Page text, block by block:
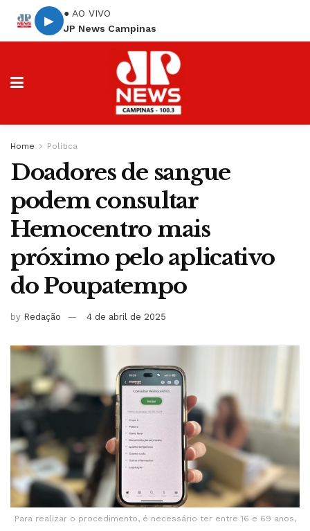
▶
● AO VIVO
JP News Campinas
Home Política
Doadores de sangue
podem consultar
Hemocentro mais
próximo pelo aplicativo
do Poupatempo
by Redação 4 de abril de 2025
Para realizar o procedimento, é necessário ter entre 16 e 69 anos,